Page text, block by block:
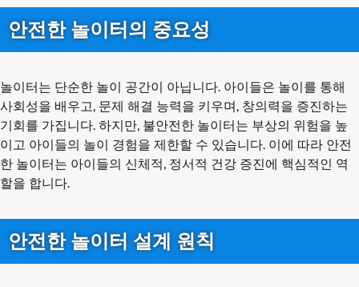
안전한 놀이터의 중요성
놀이터는 단순한 놀이 공간이 아닙니다. 아이들은 놀이를 통해
사회성을 배우고, 문제 해결 능력을 키우며, 창의력을 증진하는
기회를 가집니다. 하지만, 불안전한 놀이터는 부상의 위험을 높
이고 아이들의 놀이 경험을 제한할 수 있습니다. 이에 따라 안전
한 놀이터는 아이들의 신체적, 정서적 건강 증진에 핵심적인 역
할을 합니다.
안전한 놀이터 설계 원칙